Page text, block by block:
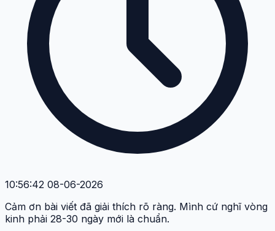
10:56:42 08-06-2026
Cảm ơn bài viết đã giải thích rõ ràng. Mình cứ nghĩ vòng
kinh phải 28-30 ngày mới là chuẩn.